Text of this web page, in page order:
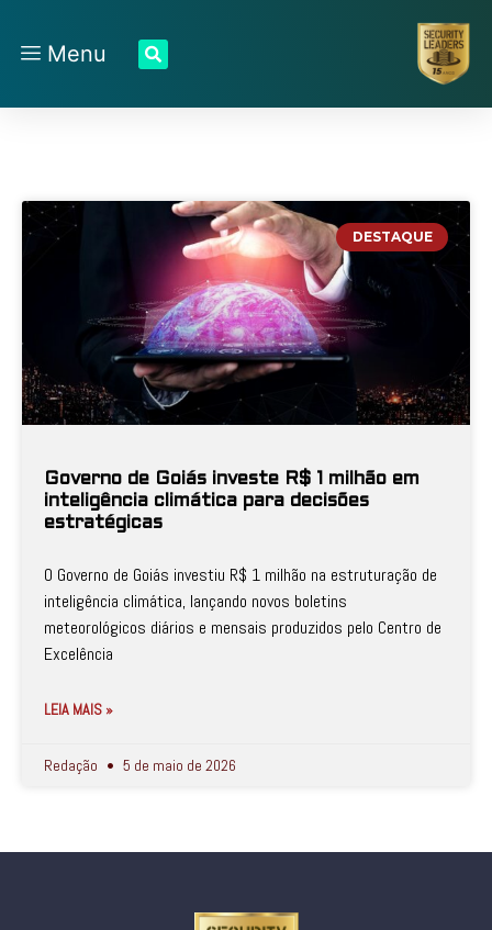
Menu
DESTAQUE
Governo de Goiás investe R$ 1 milhão em
inteligência climática para decisões
estratégicas
O Governo de Goiás investiu R$ 1 milhão na estruturação de
inteligência climática, lançando novos boletins
meteorológicos diários e mensais produzidos pelo Centro de
Excelência
LEIA MAIS »
Redação 5 de maio de 2026